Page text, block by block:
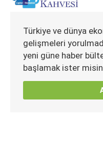
Türkiye ve dünya
gelişmeleri
yeni güne haber
başlamak ister